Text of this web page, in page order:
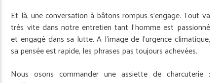
Et là, une conversation à bâtons rompus s’engage. Tout va
très vite dans notre entretien tant l’homme est passionné
et engagé dans sa lutte. A l’image de l’urgence climatique,
sa pensée est rapide, les phrases pas toujours achevées.
Nous osons commander une assiette de charcuterie :